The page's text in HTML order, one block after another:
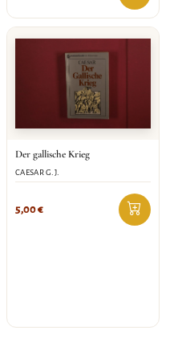
Der gallische Krieg
CAESAR G.J.
5,00€